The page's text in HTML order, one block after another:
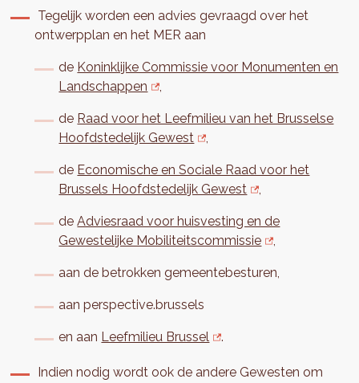
Tegelijk worden een advies gevraagd over het
ontwerpplan en het MER aan
de Koninklijke Commissie voor Monumenten en
Landschappen
,
de Raad voor het Leefmilieu van het Brusselse
Hoofdstedelijk Gewest
,
de Economische en Sociale Raad voor het
Brussels Hoofdstedelijk Gewest
,
deAdviesraad voor huisvesting en de
Gewestelijke Mobiliteitscommissie
,
aan de betrokken gemeentebesturen,
aan perspective.brussels
en aan Leefmilieu Brussel .
Indien nodig wordt ook de andere Gewesten om